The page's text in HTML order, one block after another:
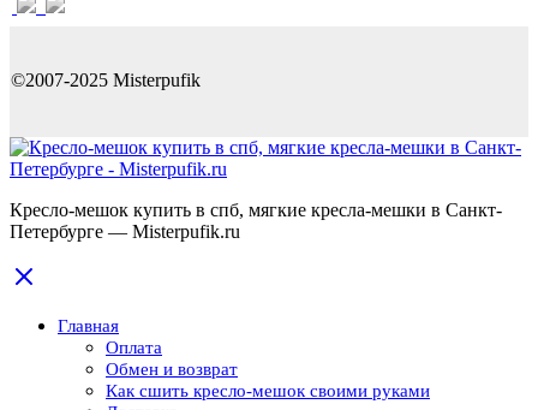
©2007-2025 Misterpufik
Кресло-мешок купить в спб, мягкие кресла-мешки в Санкт-
Петербурге — Misterpufik.ru
Главная
Оплата
Обмен и возврат
Как сшить кресло-мешок своими руками